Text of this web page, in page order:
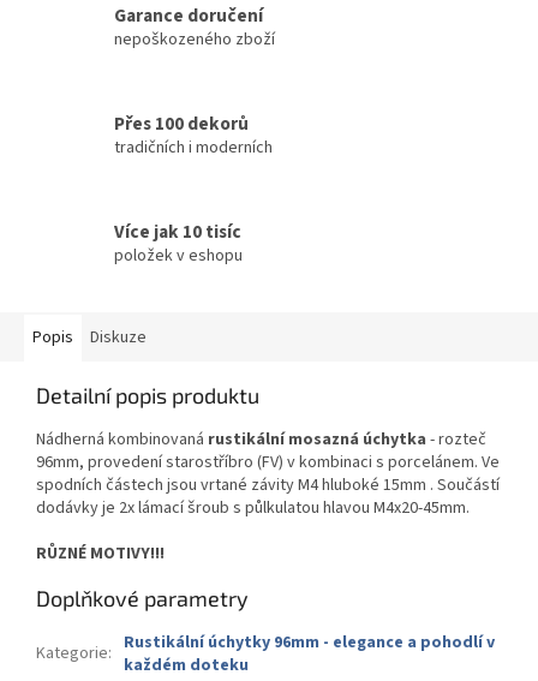
Garance doručení
nepoškozeného zboží
Přes 100 dekorů
tradičních i moderních
Více jak 10 tisíc
položek v eshopu
Popis Diskuze
Detailní popis produktu
Nádherná kombinovaná rustikální mosazná úchytka - rozteč
96mm, provedení starostříbro (FV) v kombinaci s porcelánem. Ve
spodních částech jsou vrtané závity M4 hluboké 15mm . Součástí
dodávky je 2x lámací šroub s půlkulatou hlavou M4x20-45mm.
RŮZNÉ MOTIVY!!!
Doplňkové parametry
Kategorie: Rustikální úchytky 96mm - elegance a pohodlí v
každém doteku